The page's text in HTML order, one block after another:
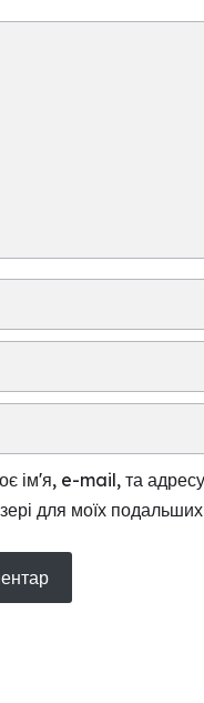
ім'я, e-mail, та
для моїх